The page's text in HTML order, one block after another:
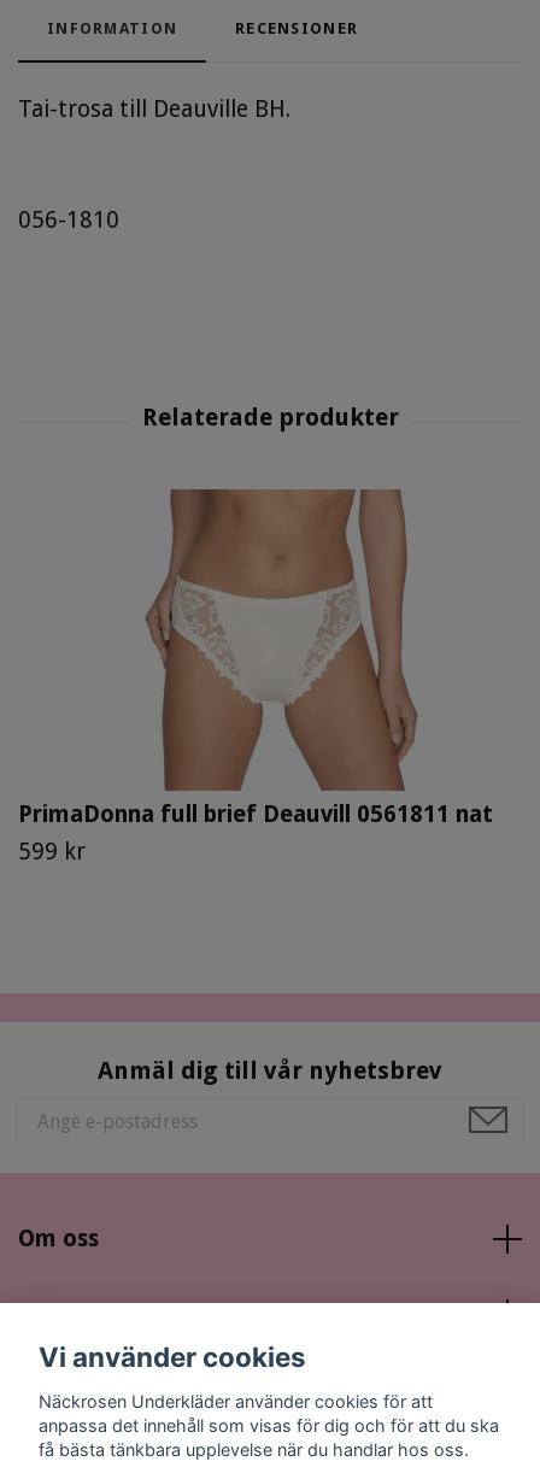
INFORMATION RECENSIONER
Tai-trosa till Deauville BH.
056-1810
PrimaDonna full brief Deauvill 0561811 nat
599 kr
Anmäl dig till vår nyhetsbrev
Om oss
Sociala medier
Vi använder cookies
Näckrosen Underkläder använder cookies för att
anpassa det innehåll som visas för dig och för att du ska
få bästa tänkbara upplevelse när du handlar hos oss.